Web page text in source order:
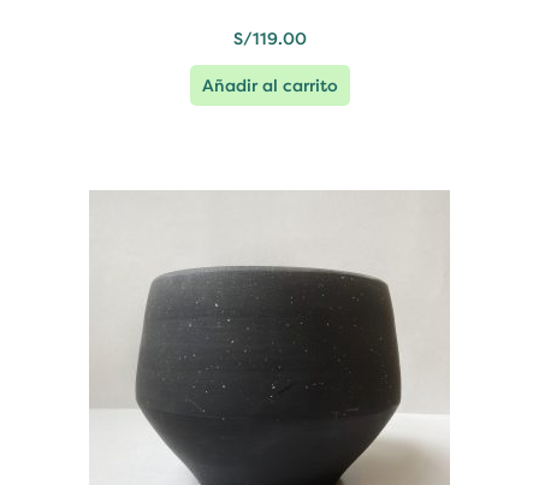
S/119.00
Añadir al carrito